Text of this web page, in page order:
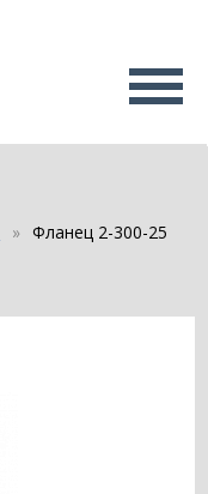
Фланец 2-300-25